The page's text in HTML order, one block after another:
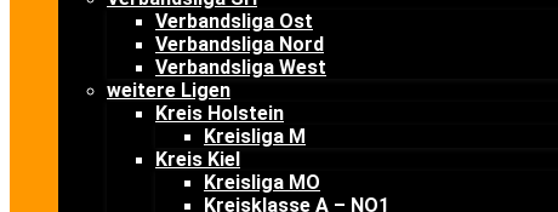
Verbandsliga Ost
Verbandsliga Nord
Verbandsliga West
weitere Ligen
Kreis Holstein
Kreisliga M
Kreis Kiel
Kreisliga MO
Kreisklasse A – NO1